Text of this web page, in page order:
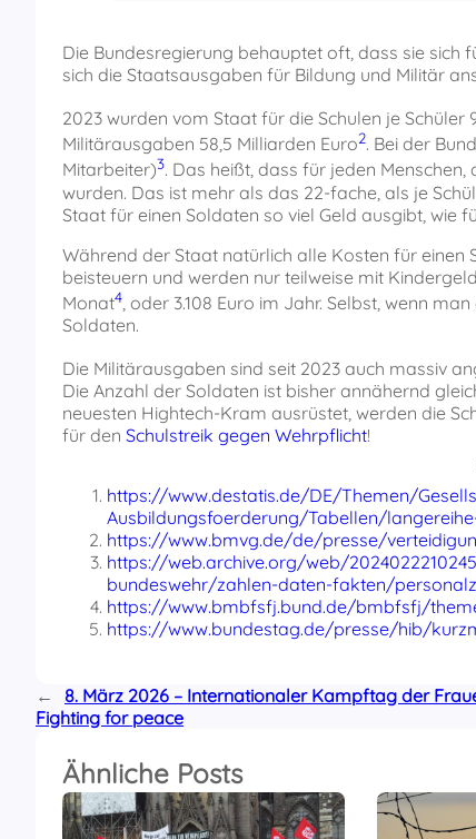
Die Bundesregierung behauptet oft, dass sie sich
sich die Staatsausgaben für Bildung und Militär
2023 wurden vom Staat für die Schulen je Schüler
Militärausgaben 58,5 Milliarden Euro2. Bei der
Mitarbeiter)3. Das heißt, dass für jeden
wurden. Das ist mehr als das 22-fache, als je
Staat für einen Soldaten so viel Geld ausgibt, wie
Während der Staat natürlich alle Kosten für einen
beisteuern und werden nur teilweise mit
Monat4, oder 3.108 Euro im Jahr. Selbst, wenn
Soldaten.
Die Militärausgaben sind seit 2023 auch massiv
Die Anzahl der Soldaten ist bisher annähernd
neuesten Hightech-Kram ausrüstet, werden die
für den Schulstreik gegen Wehrpflicht!
https://www.destatis.de/DE/Themen/
Ausbildungsfoerderung/Tabellen/
https://www.bmvg.de/de/presse/
https://web.archive.org/web/
bundeswehr/zahlen-daten-fakten/
https://www.bmbfsfj.bund.de/bmbfsfj/
https://www.bundestag.de/presse/hib/
←
8. März 2026 – Internationaler Kampftag der
Fighting for peace
Ähnliche Posts